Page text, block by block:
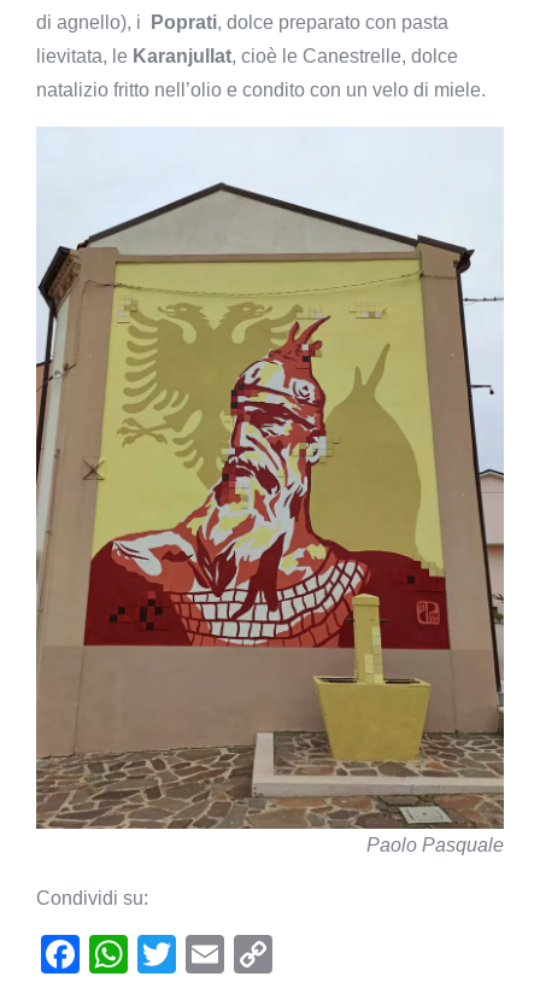
di agnello), i
Poprati, dolce preparato con pasta
lievitata, le Karanjullat, cioè le Canestrelle, dolce
natalizio fritto nell’olio e condito con un velo di miele.
Paolo Pasquale
Condividi su:
F
W
T
E